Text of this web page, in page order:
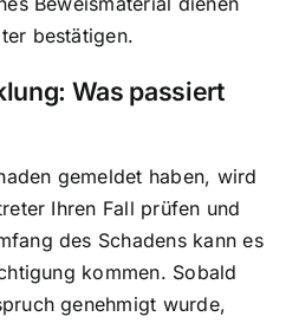
bestätigen.
Was passiert
gemeldet haben, wird
Ihren Fall prüfen und
des Schadens kann es
kommen. Sobald
genehmigt wurde,